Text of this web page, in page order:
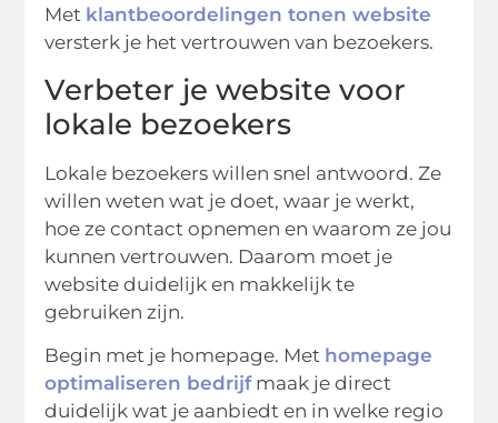
Met klantbeoordelingen tonen website
versterk je het vertrouwen van bezoekers.
Verbeter je website voor
lokale bezoekers
Lokale bezoekers willen snel antwoord. Ze
willen weten wat je doet, waar je werkt,
hoe ze contact opnemen en waarom ze jou
kunnen vertrouwen. Daarom moet je
website duidelijk en makkelijk te
gebruiken zijn.
Begin met je homepage. Met homepage
optimaliseren bedrijfmaak je direct
duidelijk wat je aanbiedt en in welke regio